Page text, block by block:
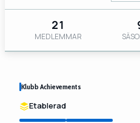
21
MEDLEMMAR
Klubb Achievements
Etablerad